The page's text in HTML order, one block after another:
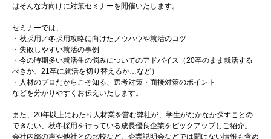
はそんな方向けに対策セミナーを開催いたします。
セミナーでは、
・秋採用／冬採用攻略に向けたノウハウや就活のコツ
・失敗しやすい就活の事例
・今の時期多い就活生の悩みについてのアドバイス（20卒のまま就活する
べきか、21卒に就活を切り替えるか…など）
・人材のプロだからこそ知る、選考対策・面接対策のポイント
などを分かりやすくお伝えいたします。
また、20年以上にわたり人材業を営む弊社が、学生がなかなか探すことの
できない、秋冬採用を行っている成長優良企業をピックアップしご紹介。
会社内部の声や他社との比較など、企業説明会などでは聞けない情報も含め